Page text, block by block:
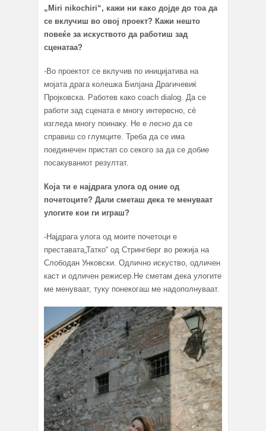
„ Miri nikochiri“, кажи ни како дојде до тоа да
се вклучиш во овој проект? Кажи нешто
повеќе за искуството да работиш зад
сценатаа?
-Во проектот се вклучив по иницијатива на
мојата драга колешка Билјана Драгичевиќ
Пројковска. Работев како coach dialog. Да се
работи зад сцената е многу интересно, сè
изгледа многу поинаку. Не е лесно да се
справиш со глумците. Треба да се има
поединечен пристап со секого за да се добие
посакуваниот резултат.
Која ти е најдрага улога од оние од
почетоците? Дали сметаш дека те менуваат
улогите кои ги играш?
-Најдрага улога од моите почетоци е
преставата„Татко“ од Стрингберг во режија на
Слободан Унковски. Одлично искуство, одличен
каст и одличен режисер.Не сметам дека улогите
ме менуваат, туку понекогаш ме надополнуваат.